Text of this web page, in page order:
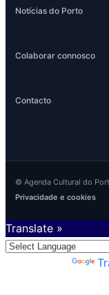
Notícias do Porto
Colaborar connosco
Contacto
© Agenda Cultural do
Privacidade e cookies
Translate »